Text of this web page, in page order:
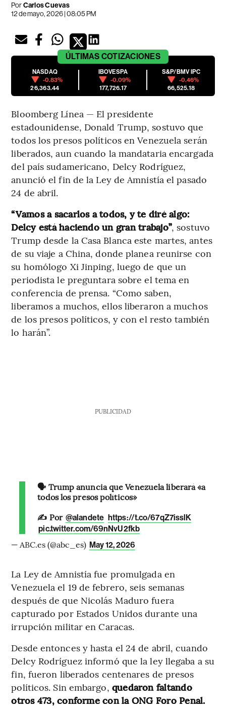
PorCarlos Cuevas
12 de mayo, 2026 | 08:05 PM
ÚLTIMAS COTIZACIONES
NASDAQ
-0.83%
26,363.44
IBOVESPA
-0.09%
177,726.17
S&P/BMV IPC
-0.46%
66,525.18
Bloomberg Línea — El presidente
estadounidense, Donald Trump, sostuvo que
todos los presos políticos en Venezuela serán
liberados, aun cuando la mandataria encargada
del país sudamericano, Delcy Rodríguez,
anunció el fin de la Ley de Amnistía el pasado
24 de abril.
“Vamos a sacarlos a todos, y te diré algo:
Delcy está haciendo un gran trabajo”, sostuvo
Trump desde la Casa Blanca este martes, antes
de su viaje a China, donde planea reunirse con
su homólogo Xi Jinping, luego de que un
periodista le preguntara sobre el tema en
conferencia de prensa. “Como saben,
liberamos a muchos, ellos liberaron a muchos
de los presos políticos, y con el resto también
lo harán”.
PUBLICIDAD
🗣️ Trump anuncia que Venezuela liberará «a
todos los presos políticos»
✍️ Por @alandete https://t.co/67qZ7isslK
pic.twitter.com/69nNvU2fkb
— ABC.es (@abc_es) May 12, 2026
La Ley de Amnistía fue promulgada en
Venezuela el 19 de febrero, seis semanas
después de que Nicolás Maduro fuera
capturado por Estados Unidos durante una
irrupción militar en Caracas.
Desde entonces y hasta el 24 de abril, cuando
Delcy Rodríguez informó que la ley llegaba a su
fin, fueron liberados centenares de presos
políticos. Sin embargo, quedaron faltando
otros 473, conforme con la ONG Foro Penal.